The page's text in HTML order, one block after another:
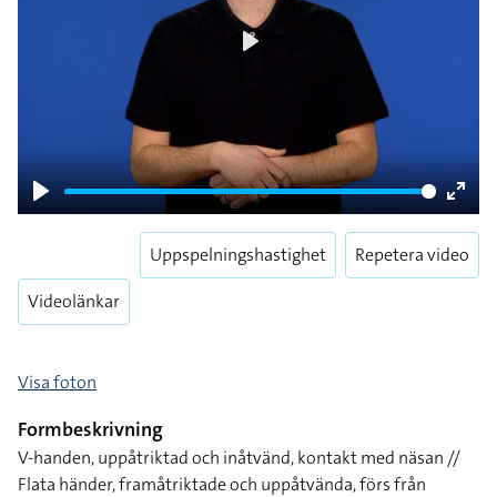
Play
Enter
Videolänkar
Uppspelningshastighet Repetera video
Visa foton
Formbeskrivning
V-handen, uppåtriktad och inåtvänd, kontakt med näsan //
Flata händer, framåtriktade och uppåtvända, förs från